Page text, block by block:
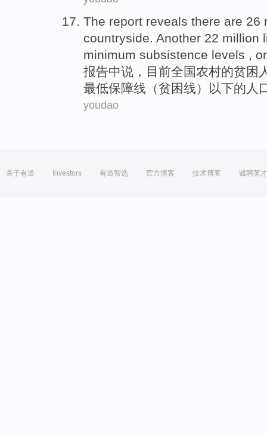
The report reveals there are 26
countryside. Another 22 million
minimum subsistence levels ,
报告中说， 目前全国农村的贫困
最低保障线（贫困线） 以下的人
youdao
关于有道 Investors 有道智选 官方博客 技术博客 诚聘英才